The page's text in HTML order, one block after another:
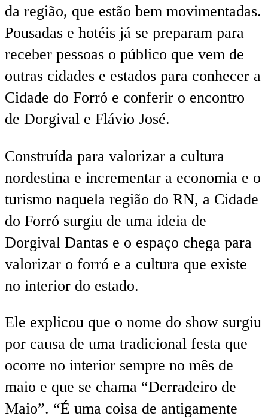
da região, que estão bem movimentadas.
Pousadas e hotéis já se preparam para
receber pessoas o público que vem de
outras cidades e estados para conhecer a
Cidade do Forró e conferir o encontro
de Dorgival e Flávio José.
Construída para valorizar a cultura
nordestina e incrementar a economia e o
turismo naquela região do RN, a Cidade
do Forró surgiu de uma ideia de
Dorgival Dantas e o espaço chega para
valorizar o forró e a cultura que existe
no interior do estado.
Ele explicou que o nome do show surgiu
por causa de uma tradicional festa que
ocorre no interior sempre no mês de
maio e que se chama “Derradeiro de
Maio”. “É uma coisa de antigamente